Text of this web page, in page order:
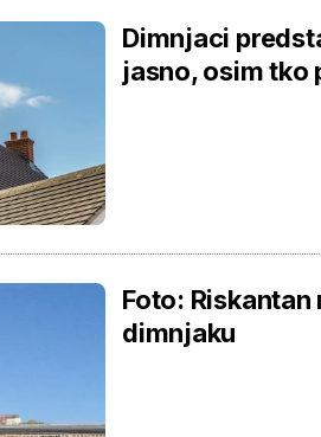
Dimnjaci
jasno, osim tko
Foto:
dimnjaku